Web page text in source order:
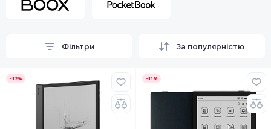
Фільтри За популярністю
-12% -11%